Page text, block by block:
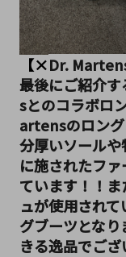
【×Dr.
最後にご紹介
sとのコラボロ
artensのロング
分厚いソール
に施されたフ
ています！！
ュが使用され
グブーツとな
きる逸品でござ